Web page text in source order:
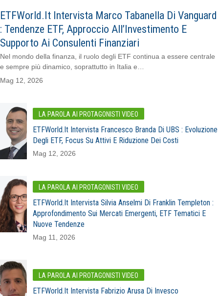
ETFWorld.it Intervista Marco Tabanella Di Vanguard
: Tendenze ETF, Approccio All’Investimento E
Supporto Ai Consulenti Finanziari
Nel mondo della finanza, il ruolo degli ETF continua a essere centrale
e sempre più dinamico, soprattutto in Italia e…
Mag 12, 2026
LA PAROLA AI PROTAGONISTI VIDEO
ETFWorld.it Intervista Francesco Branda Di UBS : Evoluzione
Degli ETF, Focus Su Attivi E Riduzione Dei Costi
Mag 12, 2026
LA PAROLA AI PROTAGONISTI VIDEO
ETFWorld.it Intervista Silvia Anselmi Di Franklin Templeton :
Approfondimento Sui Mercati Emergenti, ETF Tematici E
Nuove Tendenze
Mag 11, 2026
LA PAROLA AI PROTAGONISTI VIDEO
ETFWorld.it Intervista Fabrizio Arusa Di Invesco